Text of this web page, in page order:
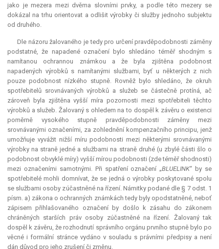
jako je mezera mezi dvěma slovními prvky, a podle této mezery se
dokázal na trhu orientovat a odlišit výrobky či služby jednoho subjektu
od druhého.
Dle názoru žalovaného je tedy pro určení pravděpodobnosti záměny
podstatné, že napadené označení bylo shledáno téměř shodným s
namítanou ochrannou známkou a že byla zjištěna podobnost
napadených výrobků s namítanými službami, byť u některých z nich
pouze podobnost nízkého stupně. Rovněž bylo shledáno, že okruh
spotřebitelů srovnávaných výrobků a služeb se částečně protíná, ač
zároveň byla zjištěna vyšší míra pozornosti mezi spotřebiteli těchto
výrobků a služeb. Žalovaný s ohledem na to dospěl k závěru o existenci
poměrně vysokého stupně pravděpodobnosti záměny mezi
srovnávanými označeními, za zohlednění kompenzačního principu, jenž
umožňuje vyvážit nižší míru podobnosti mezi některými srovnávanými
výrobky na straně jedné a službami na straně druhé (u zbylé části šlo o
podobnost obvyklé míry) vyšší mírou podobnosti (zde téměř shodnosti)
mezi označeními samotnými. Při spatření označení „BLUELINK“ by se
spotřebitelé mohli domnívat, že se jedná o výrobky poskytované spolu
se službami osoby zúčastněné na řízení. Námitky podané dle § 7 odst. 1
písm. a) zákona o ochranných známkách tedy byly opodstatněné, neboť
zápisem přihlašovaného označení by došlo k zásahu do zákonem
chráněných starších práv osoby zúčastněné na řízení. Žalovaný tak
dospěl k závěru, že rozhodnutí správního orgánu prvního stupně bylo po
věcné i formální stránce vydáno v souladu s právními předpisy a není
dán důvod pro jeho zrušení či změnu.